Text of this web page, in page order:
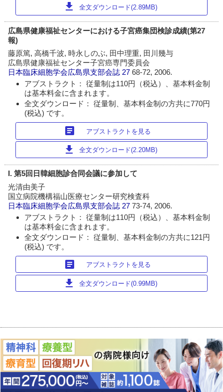
download 全文ダウンロード(2.89MB)
広島県健康福祉センターにおける子宮癌集団検診成績(第27
報)
藤原篤, 高橋千波, 時永しのぶ, 田中理重, 田川幾与
広島県健康福祉センター子宮癌専門委員会
日本臨床細胞学会広島県支部会誌 2768-72, 2006.
アブストラクト： 従量制は110円（税込）、基本料金制
は基本料金に含まれます。
全文ダウンロード： 従量制、基本料金制の方共に770円
(税込) です。
article アブストラクトを見る
download 全文ダウンロード(2.20MB)
I. 第5回日韓細胞診合同会議に参加して
光清由美子
国立病院機構福山医療センター研究検査科
日本臨床細胞学会広島県支部会誌 2773-74, 2006.
アブストラクト： 従量制は110円（税込）、基本料金制
は基本料金に含まれます。
全文ダウンロード： 従量制、基本料金制の方共に121円
(税込) です。
article アブストラクトを見る
download 全文ダウンロード(0.99MB)